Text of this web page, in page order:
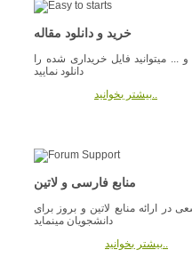
خرید و دانلود مقاله
... میتوانید فایل خریداری شده را
دانلود نمایید
بیشتر بخوانید..
منابع فارسی و لاتین
سعی در ارائه منابع لاتین و بروز برای
دانشجویان مینماید
بیشتر بخوانید..